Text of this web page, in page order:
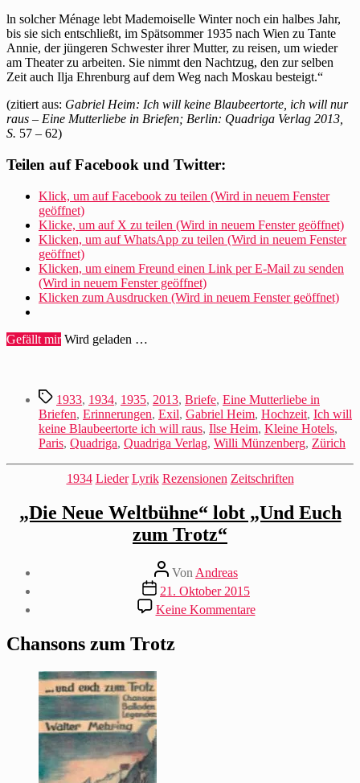
ln solcher Ménage lebt Mademoiselle Winter noch ein halbes Jahr,
bis sie sich entschließt, im Spätsommer 1935 nach Wien zu Tante
Annie, der jüngeren Schwester ihrer Mutter, zu reisen, um wieder
am Theater zu arbeiten. Sie nimmt den Nachtzug, den zur selben
Zeit auch Ilja Ehrenburg auf dem Weg nach Moskau besteigt.“
(zitiert aus: Gabriel Heim: Ich will keine Blaubeertorte, ich will nur
raus – Eine Mutterliebe in Briefen; Berlin: Quadriga Verlag 2013,
S. 57 – 62)
Teilen auf Facebook und Twitter:
Klick, um auf Facebook zu teilen (Wird in neuem Fenster
geöffnet)
Klicke, um auf X zu teilen (Wird in neuem Fenster geöffnet)
Klicken, um auf WhatsApp zu teilen (Wird in neuem Fenster
geöffnet)
Klicken, um einem Freund einen Link per E-Mail zu senden
(Wird in neuem Fenster geöffnet)
Klicken zum Ausdrucken (Wird in neuem Fenster geöffnet)
Gefällt mir Wird geladen …
Schlagwörter
1933, 1934, 1935, 2013, Briefe, Eine Mutterliebe in
Briefen, Erinnerungen, Exil, Gabriel Heim, Hochzeit, Ich will
keine Blaubeertorte ich will raus, Ilse Heim, Kleine Hotels,
Paris, Quadriga, Quadriga Verlag, Willi Münzenberg, Zürich
Kategorien
1934 Lieder Lyrik Rezensionen Zeitschriften
„Die Neue Weltbühne“ lobt „Und Euch
zum Trotz“
Beitragsautor
VonAndreas
Beitragsdatum
21. Oktober 2015
Keine Kommentarezu
„Die
Chansons zum Trotz